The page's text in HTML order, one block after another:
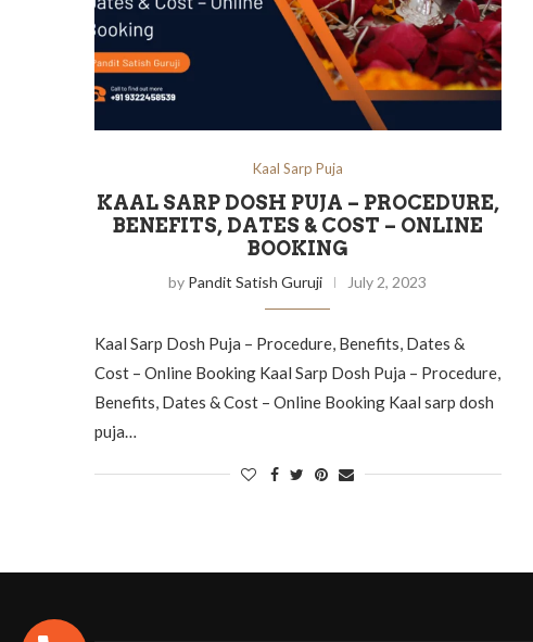
Kaal Sarp Puja
KAAL SARP DOSH PUJA – PROCEDURE,
BENEFITS, DATES & COST – ONLINE
BOOKING
by Pandit Satish Guruji July 2, 2023
Kaal Sarp Dosh Puja – Procedure, Benefits, Dates &
Cost – Online Booking Kaal Sarp Dosh Puja – Procedure,
Benefits, Dates & Cost – Online Booking Kaal sarp dosh
puja…